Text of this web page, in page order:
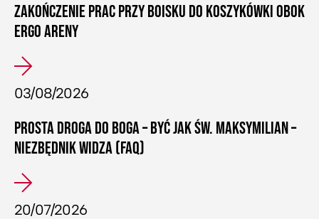
ZAKOŃCZENIE PRAC PRZY BOISKU DO KOSZYKÓWKI OBOK
ERGO ARENY
03/08/2026
PROSTA DROGA DO BOGA – BYĆ JAK ŚW. MAKSYMILIAN –
NIEZBĘDNIK WIDZA (FAQ)
20/07/2026